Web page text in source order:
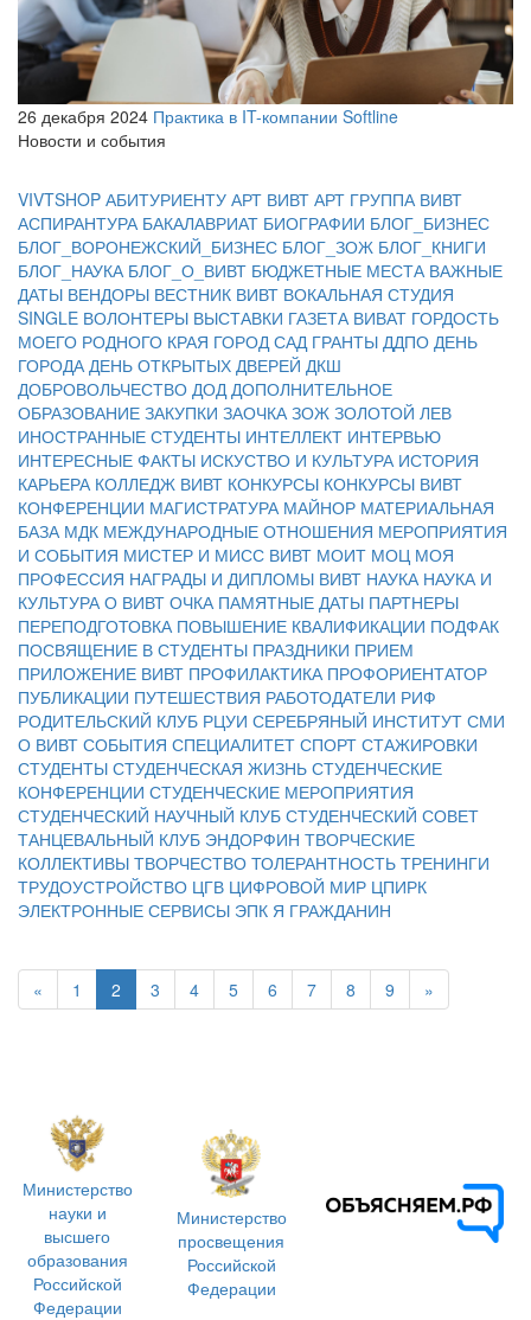
26 декабря 2024 Практика в IT-компании Softline
Новости и события
VIVTSHOP АБИТУРИЕНТУ АРТ ВИВТ АРТ ГРУППА ВИВТ
АСПИРАНТУРА БАКАЛАВРИАТ БИОГРАФИИ БЛОГ_БИЗНЕС
БЛОГ_ВОРОНЕЖСКИЙ_БИЗНЕС БЛОГ_ЗОЖ БЛОГ_КНИГИ
БЛОГ_НАУКА БЛОГ_О_ВИВТ БЮДЖЕТНЫЕ МЕСТА ВАЖНЫЕ
ДАТЫ ВЕНДОРЫ ВЕСТНИК ВИВТ ВОКАЛЬНАЯ СТУДИЯ
SINGLE ВОЛОНТЕРЫ ВЫСТАВКИ ГАЗЕТА ВИВАТ ГОРДОСТЬ
МОЕГО РОДНОГО КРАЯ ГОРОД САД ГРАНТЫ ДДПО ДЕНЬ
ГОРОДА ДЕНЬ ОТКРЫТЫХ ДВЕРЕЙ ДКШ
ДОБРОВОЛЬЧЕСТВО ДОД ДОПОЛНИТЕЛЬНОЕ
ОБРАЗОВАНИЕ ЗАКУПКИ ЗАОЧКА ЗОЖ ЗОЛОТОЙ ЛЕВ
ИНОСТРАННЫЕ СТУДЕНТЫ ИНТЕЛЛЕКТ ИНТЕРВЬЮ
ИНТЕРЕСНЫЕ ФАКТЫ ИСКУСТВО И КУЛЬТУРА ИСТОРИЯ
КАРЬЕРА КОЛЛЕДЖ ВИВТ КОНКУРСЫ КОНКУРСЫ ВИВТ
КОНФЕРЕНЦИИ МАГИСТРАТУРА МАЙНОР МАТЕРИАЛЬНАЯ
БАЗА МДК МЕЖДУНАРОДНЫЕ ОТНОШЕНИЯ МЕРОПРИЯТИЯ
И СОБЫТИЯ МИСТЕР И МИСС ВИВТ МОИТ МОЦ МОЯ
ПРОФЕССИЯ НАГРАДЫ И ДИПЛОМЫ ВИВТ НАУКА НАУКА И
КУЛЬТУРА О ВИВТ ОЧКА ПАМЯТНЫЕ ДАТЫ ПАРТНЕРЫ
ПЕРЕПОДГОТОВКА ПОВЫШЕНИЕ КВАЛИФИКАЦИИ ПОДФАК
ПОСВЯЩЕНИЕ В СТУДЕНТЫ ПРАЗДНИКИ ПРИЕМ
ПРИЛОЖЕНИЕ ВИВТ ПРОФИЛАКТИКА ПРОФОРИЕНТАТОР
ПУБЛИКАЦИИ ПУТЕШЕСТВИЯ РАБОТОДАТЕЛИ РИФ
РОДИТЕЛЬСКИЙ КЛУБ РЦУИ СЕРЕБРЯНЫЙ ИНСТИТУТ СМИ
О ВИВТ СОБЫТИЯ СПЕЦИАЛИТЕТ СПОРТ СТАЖИРОВКИ
СТУДЕНТЫ СТУДЕНЧЕСКАЯ ЖИЗНЬ СТУДЕНЧЕСКИЕ
КОНФЕРЕНЦИИ СТУДЕНЧЕСКИЕ МЕРОПРИЯТИЯ
СТУДЕНЧЕСКИЙ НАУЧНЫЙ КЛУБ СТУДЕНЧЕСКИЙ СОВЕТ
ТАНЦЕВАЛЬНЫЙ КЛУБ ЭНДОРФИН ТВОРЧЕСКИЕ
КОЛЛЕКТИВЫ ТВОРЧЕСТВО ТОЛЕРАНТНОСТЬ ТРЕНИНГИ
ТРУДОУСТРОЙСТВО ЦГВ ЦИФРОВОЙ МИР ЦПИРК
ЭЛЕКТРОННЫЕ СЕРВИСЫ ЭПК Я ГРАЖДАНИН
« 1 2 3 4 5 6 7 8 9 »
Министерство
науки и
высшего
образования
Российской
Федерации
Министерство
просвещения
Российской
Федерации